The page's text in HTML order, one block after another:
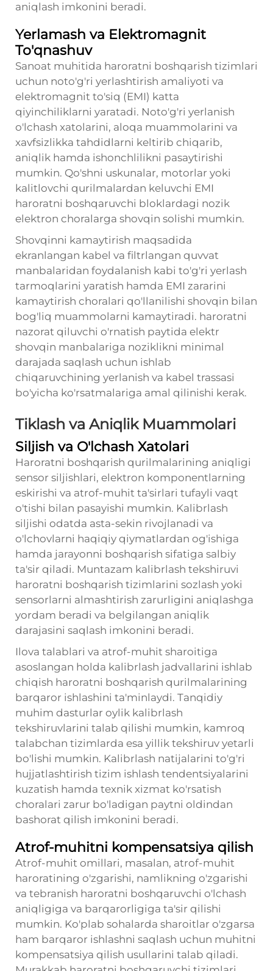
aniqlash imkonini beradi.
Yerlamash va Elektromagnit
To'qnashuv
Sanoat muhitida haroratni boshqarish tizimlari
uchun noto'g'ri yerlashtirish amaliyoti va
elektromagnit to'siq (EMI) katta
qiyinchiliklarni yaratadi. Noto'g'ri yerlanish
o'lchash xatolarini, aloqa muammolarini va
xavfsizlikka tahdidlarni keltirib chiqarib,
aniqlik hamda ishonchlilikni pasaytirishi
mumkin. Qo'shni uskunalar, motorlar yoki
kalitlovchi qurilmalardan keluvchi EMI
haroratni boshqaruvchi bloklardagi nozik
elektron choralarga shovqin solishi mumkin.
Shovqinni kamaytirish maqsadida
ekranlangan kabel va filtrlangan quvvat
manbalaridan foydalanish kabi to'g'ri yerlash
tarmoqlarini yaratish hamda EMI zararini
kamaytirish choralari qo'llanilishi shovqin bilan
bog'liq muammolarni kamaytiradi. haroratni
nazorat qiluvchi o'rnatish paytida elektr
shovqin manbalariga noziklikni minimal
darajada saqlash uchun ishlab
chiqaruvchining yerlanish va kabel trassasi
bo'yicha ko'rsatmalariga amal qilinishi kerak.
Tiklash va Aniqlik Muammolari
Siljish va O'lchash Xatolari
Haroratni boshqarish qurilmalarining aniqligi
sensor siljishlari, elektron komponentlarning
eskirishi va atrof-muhit ta'sirlari tufayli vaqt
o'tishi bilan pasayishi mumkin. Kalibrlash
siljishi odatda asta-sekin rivojlanadi va
o'lchovlarni haqiqiy qiymatlardan og'ishiga
hamda jarayonni boshqarish sifatiga salbiy
ta'sir qiladi. Muntazam kalibrlash tekshiruvi
haroratni boshqarish tizimlarini sozlash yoki
sensorlarni almashtirish zarurligini aniqlashga
yordam beradi va belgilangan aniqlik
darajasini saqlash imkonini beradi.
Ilova talablari va atrof-muhit sharoitiga
asoslangan holda kalibrlash jadvallarini ishlab
chiqish haroratni boshqarish qurilmalarining
barqaror ishlashini ta'minlaydi. Tanqidiy
muhim dasturlar oylik kalibrlash
tekshiruvlarini talab qilishi mumkin, kamroq
talabchan tizimlarda esa yillik tekshiruv yetarli
bo'lishi mumkin. Kalibrlash natijalarini to'g'ri
hujjatlashtirish tizim ishlash tendentsiyalarini
kuzatish hamda texnik xizmat ko'rsatish
choralari zarur bo'ladigan paytni oldindan
bashorat qilish imkonini beradi.
Atrof-muhitni kompensatsiya qilish
Atrof-muhit omillari, masalan, atrof-muhit
haroratining o'zgarishi, namlikning o'zgarishi
va tebranish haroratni boshqaruvchi o'lchash
aniqligiga va barqarorligiga ta'sir qilishi
mumkin. Ko'plab sohalarda sharoitlar o'zgarsa
ham barqaror ishlashni saqlash uchun muhitni
kompensatsiya qilish usullarini talab qiladi.